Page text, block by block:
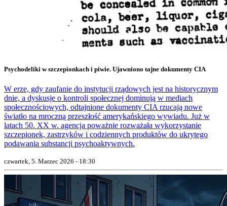
Psychodeliki w szczepionkach i piwie. Ujawniono tajne dokumenty CIA
W erze, gdy zaufanie do instytucji rządowych jest na historycznym
dnie, a dyskusje o kontroli społecznej dominują w mediach
społecznościowych, odtajnione dokumenty CIA rzucają nowe
światło na mroczną przeszłość amerykańskiego wywiadu. Już w
latach 50. XX w. agencja poważnie rozważała wykorzystanie
szczepionek, zastrzyków i codziennych produktów do ukrytego
podawania substancji psychoaktywnych.
czwartek, 5. Marzec 2026 - 18:30